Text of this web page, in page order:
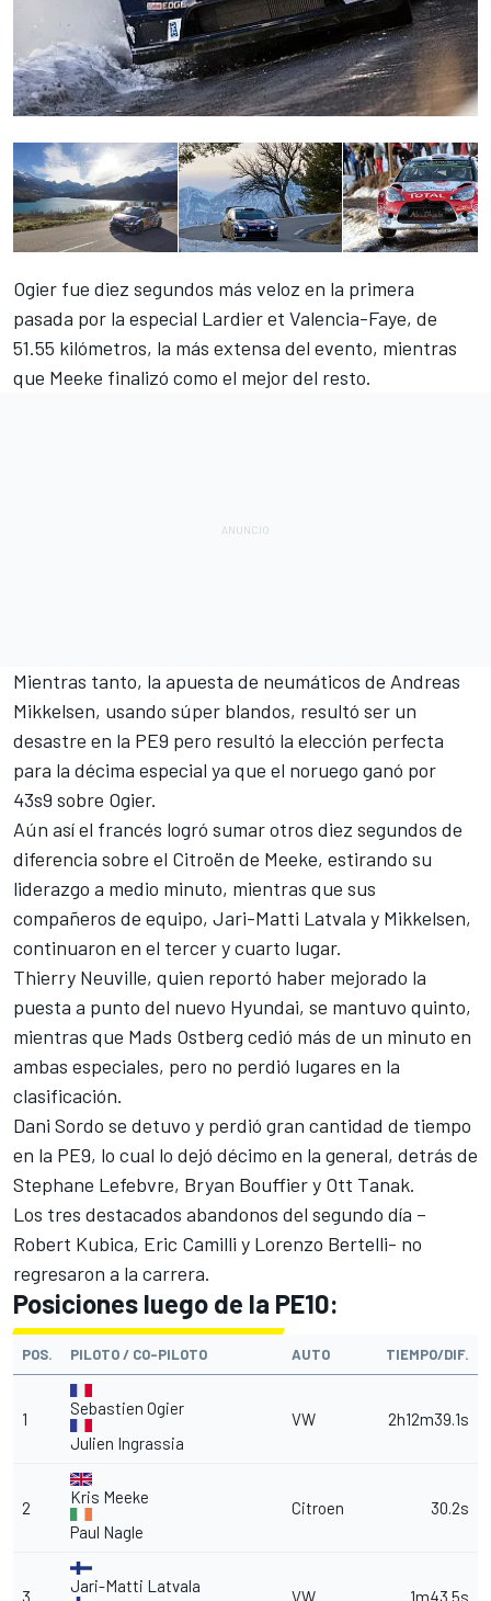
Ogier fue diez segundos más veloz en la primera
pasada por la especial Lardier et Valencia-Faye, de
51.55 kilómetros, la más extensa del evento, mientras
que Meeke finalizó como el mejor del resto.
Mientras tanto, la apuesta de neumáticos de Andreas
Mikkelsen, usando súper blandos, resultó ser un
desastre en la PE9 pero resultó la elección perfecta
para la décima especial ya que el noruego ganó por
43s9 sobre Ogier.
Aún así el francés logró sumar otros diez segundos de
diferencia sobre el Citroën de Meeke, estirando su
liderazgo a medio minuto, mientras que sus
compañeros de equipo, Jari-Matti Latvala y Mikkelsen,
continuaron en el tercer y cuarto lugar.
Thierry Neuville, quien reportó haber mejorado la
puesta a punto del nuevo Hyundai, se mantuvo quinto,
mientras que Mads Ostberg cedió más de un minuto en
ambas especiales, pero no perdió lugares en la
clasificación.
Dani Sordo se detuvo y perdió gran cantidad de tiempo
en la PE9, lo cual lo dejó décimo en la general, detrás de
Stephane Lefebvre, Bryan Bouffier y Ott Tanak.
Los tres destacados abandonos del segundo día –
Robert Kubica, Eric Camilli y Lorenzo Bertelli- no
regresaron a la carrera.
Posiciones luego de la PE10:
POS. PILOTO / CO-PILOTO AUTO TIEMPO/DIF.
1
Sebastien Ogier
Julien Ingrassia
VW 2h12m39.1s
2
Kris Meeke
Paul Nagle
Citroen 30.2s
3
Jari-Matti Latvala
VW 1m43.5s